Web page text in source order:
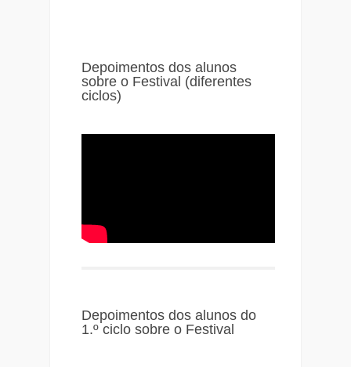
Depoimentos dos alunos
sobre o Festival (diferentes
ciclos)
Depoimentos dos alunos do
1.º ciclo sobre o Festival